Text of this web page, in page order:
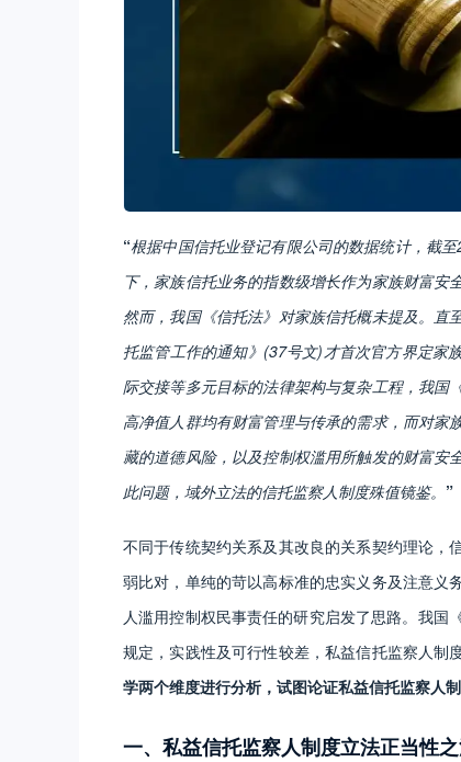
“根据中国信托业登记有限公司的数据统计，截
下，家族信托业务的指数级增长作为家族财富安
然而，我国《信托法》对家族信托概未提及。
托监管工作的通知》(37号文)才首次官方界定家
际交接等多元目标的法律架构与复杂工程，我
高净值人群均有财富管理与传承的需求，而对
藏的道德风险，以及控制权滥用所触发的财富
此问题，域外立法的信托监察人制度殊值镜鉴。 ”
不同于传统契约关系及其改良的关系契约理论，
弱比对，单纯的苛以高标准的忠实义务及注意义
人滥用控制权民事责任的研究启发了思路。我
规定，实践性及可行性较差，私益信托监察人制
学两个维度进行分析，试图论证私益信托监察人
一、私益信托监察人制度立法正当性